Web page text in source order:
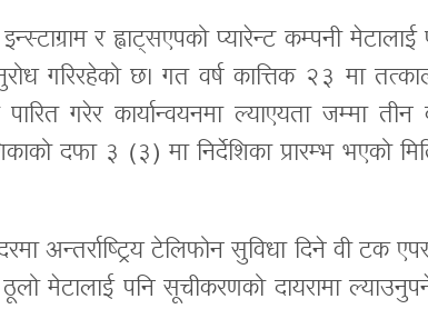
र ह्वाट्सएपको प्यारेन्ट कम्पनी मेटालाई
गरिरहेको छ। गत वर्ष कात्तिक २३ मा
गरेर कार्यान्वयनमा ल्याएयता जम्मा तीन
दफा ३ (३) मा निर्देशिका प्रारम्भ भएको
अन्तर्राष्ट्रिय टेलिफोन सुविधा दिने वी टक
मेटालाई पनि सूचीकरणको दायरामा